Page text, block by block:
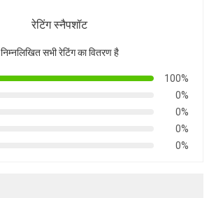
रेटिंग स्नैपशॉट
निम्नलिखित सभी रेटिंग का वितरण है
100%
0%
0%
0%
0%